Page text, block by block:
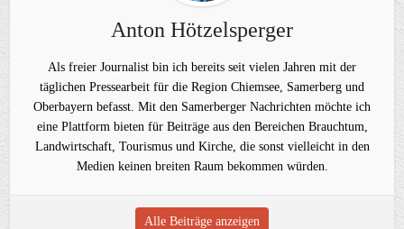
Anton Hötzelsperger
Als freier Journalist bin ich bereits seit vielen Jahren mit der
täglichen Pressearbeit für die Region Chiemsee, Samerberg und
Oberbayern befasst. Mit den Samerberger Nachrichten möchte ich
eine Plattform bieten für Beiträge aus den Bereichen Brauchtum,
Landwirtschaft, Tourismus und Kirche, die sonst vielleicht in den
Medien keinen breiten Raum bekommen würden.
Alle Beiträge anzeigen